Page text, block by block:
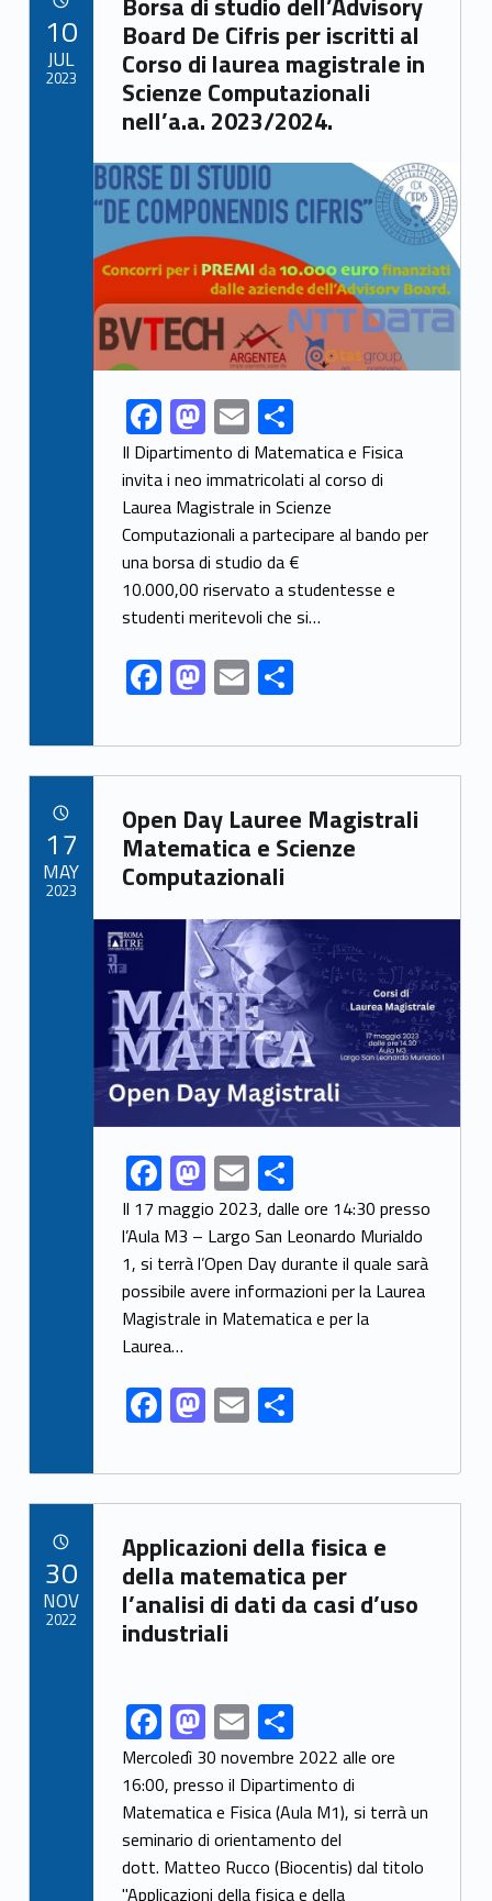
o
k
n
Board De Cifris per iscritti al
Corso di laurea magistrale in
Scienze Computazionali
nell’a.a. 2023/2024.
Link identifier archive #link-archive-thumb-soap-76487
Link identifier share facebook archive #share-link-archive-79570F
ac
e
b
o
o
k
M
as
to
d
o
n
E
m
ai
l
S
h
ar
e
Il Dipartimento di Matematica e Fisica
invita i neo immatricolati al corso di
Laurea Magistrale in Scienze
Computazionali a partecipare al bando per
una borsa di studio da €
10.000,00 riservato a studentesse e
studenti meritevoli che si…
F
ac
e
b
o
o
k
M
as
to
d
o
n
E
m
ai
l
S
ar
e
10
JUL
2023
Link identifier archive #link-archive-87347
Open Day Lauree Magistrali
Matematica e Scienze
Computazionali
Link identifier archive #link-archive-thumb-soap-35937
Link identifier share facebook archive #share-link-archive-7432F
ac
e
b
o
o
k
M
as
to
d
o
E
m
ai
l
S
h
ar
e
Il 17 maggio 2023, dalle ore 14:30 presso
l’Aula M3 – Largo San Leonardo Murialdo
1, si terrà l’Open Day durante il quale sarà
possibile avere informazioni per la Laurea
Magistrale in Matematica e per la
Laurea…
F
ac
e
b
o
o
k
M
as
to
d
o
n
E
m
ai
l
S
ar
e
17
MAY
2023
Link identifier archive #link-archive-77215
Applicazioni della fisica e
della matematica per
l’analisi di dati da casi d’uso
industriali
Link identifier share facebook archive #share-link-archive-29413F
ac
e
b
o
M
as
to
d
o
E
m
ai
l
S
h
ar
e
Mercoledì 30 novembre 2022 alle ore
16:00, presso il Dipartimento di
Matematica e Fisica (Aula M1), si terrà un
seminario di orientamento del
dott. Matteo Rucco (Biocentis) dal titolo
"Applicazioni della fisica e della
30
NOV
2022